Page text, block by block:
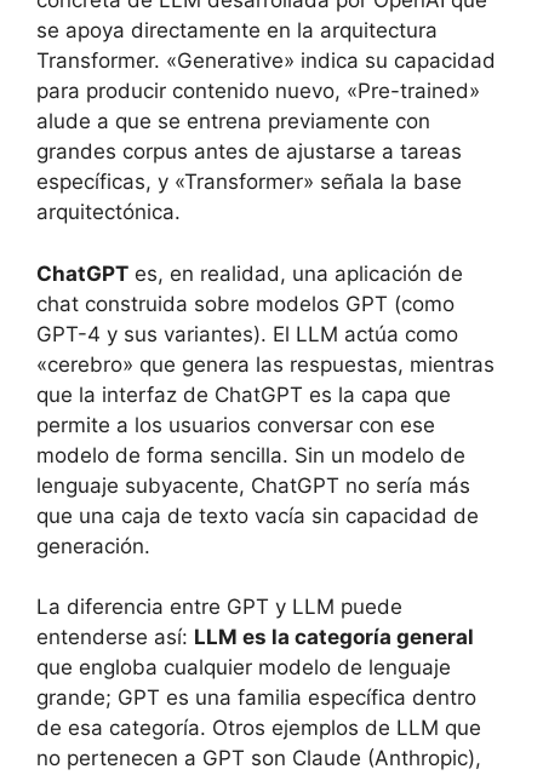
se apoya directamente en la arquitectura
Transformer. «Generative» indica su capacidad
para producir contenido nuevo, «Pre-trained»
alude a que se entrena previamente con
grandes corpus antes de ajustarse a tareas
específicas, y «Transformer» señala la base
arquitectónica.
ChatGPT es, en realidad, una aplicación de
chat construida sobre modelos GPT (como
GPT-4 y sus variantes). El LLM actúa como
«cerebro» que genera las respuestas, mientras
que la interfaz de ChatGPT es la capa que
permite a los usuarios conversar con ese
modelo de forma sencilla. Sin un modelo de
lenguaje subyacente, ChatGPT no sería más
que una caja de texto vacía sin capacidad de
generación.
La diferencia entre GPT y LLM puede
entenderse así: LLM es la categoría general
que engloba cualquier modelo de lenguaje
grande; GPT es una familia específica dentro
de esa categoría. Otros ejemplos de LLM que
no pertenecen a GPT son Claude (Anthropic),